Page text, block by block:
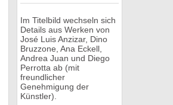
Im Titelbild wechseln sich
Details aus Werken von
José Luis Anzizar, Dino
Bruzzone, Ana Eckell,
Andrea Juan und Diego
Perrotta ab (mit
freundlicher
Genehmigung der
Künstler).